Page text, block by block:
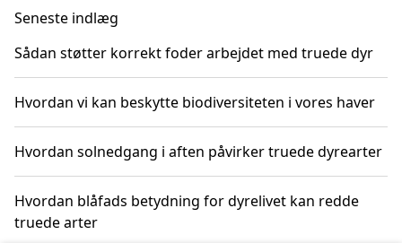
Seneste indlæg
Sådan støtter korrekt foder arbejdet med truede dyr
Hvordan vi kan beskytte biodiversiteten i vores haver
Hvordan solnedgang i aften påvirker truede dyrearter
Hvordan blåfads betydning for dyrelivet kan redde
truede arter